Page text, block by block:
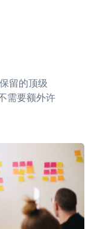
留的顶级
需要额外许